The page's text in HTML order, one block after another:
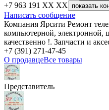
+7 963 191 XX XX
показать
Написать сообщение
Компания Ярсити Ремонт
компьютерной, электронной,
качественно !. Запчасти и
+7 (391) 271-47-45
О продавцеВсе товары
Представитель